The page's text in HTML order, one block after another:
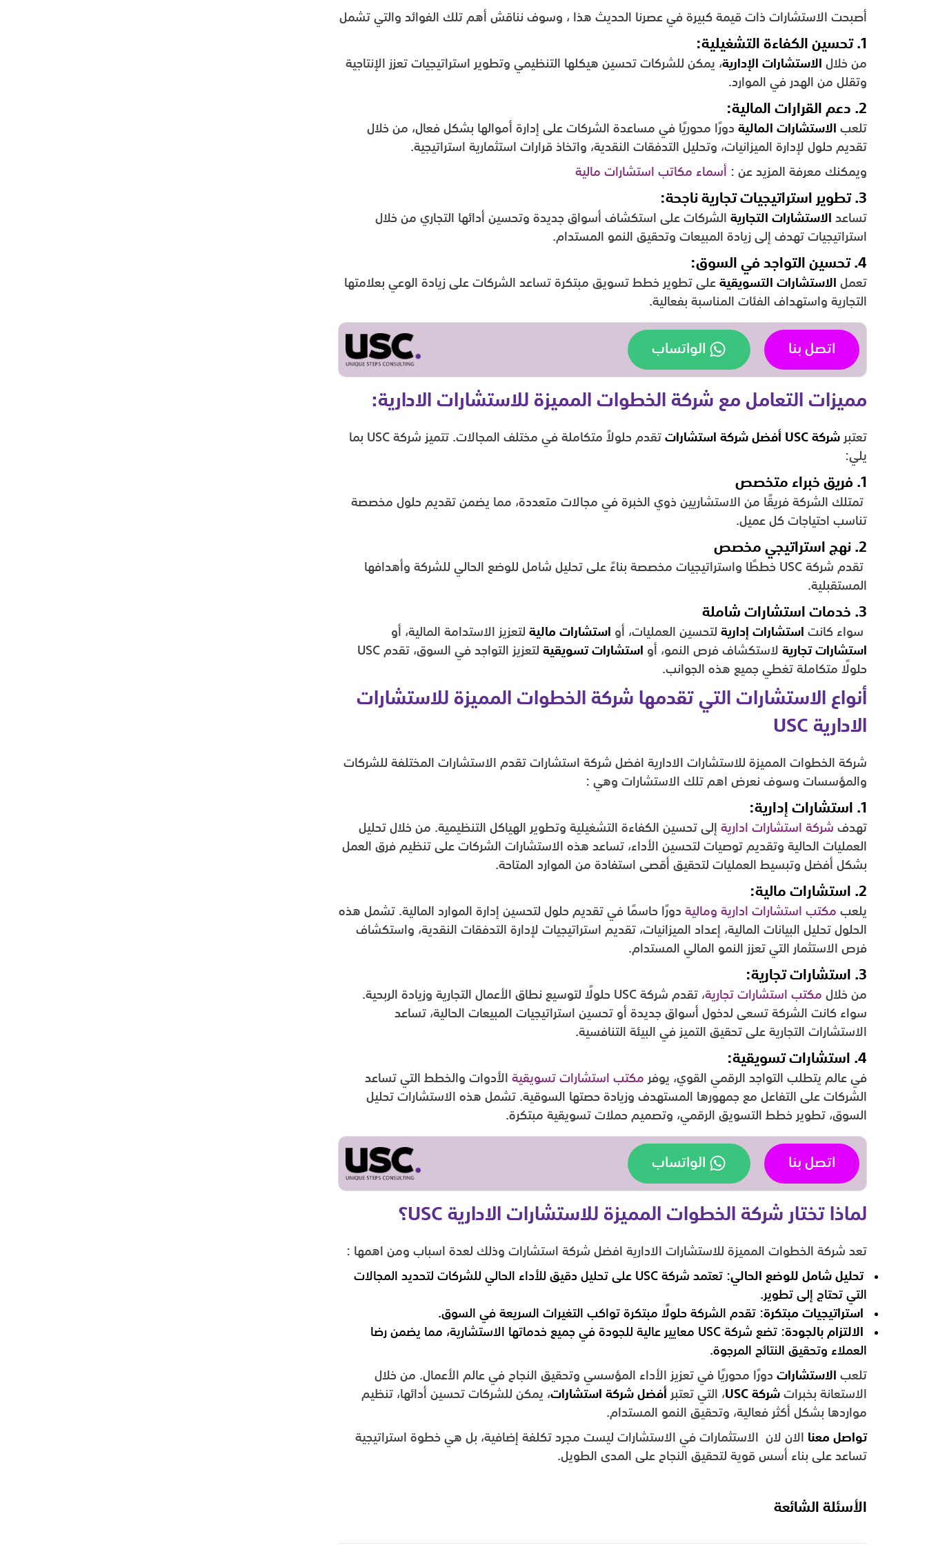
أصبحت الاستشارات ذات قيمة كبيرة في عصرنا الحديث هذا ، وسوف نناقش أهم تلك الفوائد والتي تشمل
1. تحسين الكفاءة التشغيلية:
من خلال الاستشارات الإدارية، يمكن للشركات تحسين هيكلها التنظيمي وتطوير استراتيجيات تعزز الإنتاجية
وتقلل من الهدر في الموارد.
2. دعم القرارات المالية:
تلعب الاستشارات المالية دورًا محوريًا في مساعدة الشركات على إدارة أموالها بشكل فعال، من خلال
تقديم حلول لإدارة الميزانيات، وتحليل التدفقات النقدية، واتخاذ قرارات استثمارية استراتيجية.
ويمكنك معرفة المزيد عن :
أسماء مكاتب استشارات مالية
3. تطوير استراتيجيات تجارية ناجحة:
تساعد الاستشارات التجارية الشركات على استكشاف أسواق جديدة وتحسين أدائها التجاري من خلال
استراتيجيات تهدف إلى زيادة المبيعات وتحقيق النمو المستدام.
4. تحسين التواجد في السوق:
تعمل الاستشارات التسويقية على تطوير خطط تسويق مبتكرة تساعد الشركات على زيادة الوعي بعلامتها
التجارية واستهداف الفئات المناسبة بفعالية.
اتصل بنا الواتساب
مميزات التعامل مع شركة الخطوات المميزة للاستشارات الادارية:
تعتبر شركة USC أفضل شركة استشارات
تقدم حلولاً متكاملة في مختلف المجالات. تتميز شركة USC بما
يلي:
1. فريق خبراء متخصص
تمتلك الشركة فريقًا من الاستشاريين ذوي الخبرة في مجالات متعددة، مما يضمن تقديم حلول مخصصة
تناسب احتياجات كل عميل.
2. نهج استراتيجي مخصص
تقدم شركة USC خططًا واستراتيجيات مخصصة بناءً على تحليل شامل للوضع الحالي للشركة وأهدافها
المستقبلية.
3. خدمات استشارات شاملة
سواء كانت استشارات إدارية لتحسين العمليات، أو استشارات مالية لتعزيز الاستدامة المالية، أو
استشارات تجارية لاستكشاف فرص النمو، أو استشارات تسويقية
لتعزيز التواجد في السوق، تقدم USC
حلولًا متكاملة تغطي جميع هذه الجوانب.
أنواع الاستشارات التي تقدمها شركة الخطوات المميزة للاستشارات
الادارية USC
شركة الخطوات المميزة للاستشارات الادارية افضل شركة استشارات تقدم الاستشارات المختلفة للشركات
والمؤسسات وسوف نعرض اهم تلك الاستشارات وهي :
1. استشارات إدارية:
تهدف شركة استشارات ادارية
إلى تحسين الكفاءة التشغيلية وتطوير الهياكل التنظيمية. من خلال تحليل
العمليات الحالية وتقديم توصيات لتحسين الأداء، تساعد هذه الاستشارات الشركات على تنظيم فرق العمل
بشكل أفضل وتبسيط العمليات لتحقيق أقصى استفادة من الموارد المتاحة.
2. استشارات مالية:
يلعب مكتب استشارات ادارية ومالية دورًا حاسمًا في تقديم حلول لتحسين إدارة الموارد المالية. تشمل هذه
الحلول تحليل البيانات المالية، إعداد الميزانيات، تقديم استراتيجيات لإدارة التدفقات النقدية، واستكشاف
فرص الاستثمار التي تعزز النمو المالي المستدام.
3. استشارات تجارية:
من خلال مكتب استشارات تجارية
، تقدم شركة USC حلولًا لتوسيع نطاق الأعمال التجارية وزيادة الربحية.
سواء كانت الشركة تسعى لدخول أسواق جديدة أو تحسين استراتيجيات المبيعات الحالية، تساعد
الاستشارات التجارية على تحقيق التميز في البيئة التنافسية.
4. استشارات تسويقية:
في عالم يتطلب التواجد الرقمي القوي، يوفر مكتب استشارات تسويقية الأدوات والخطط التي تساعد
الشركات على التفاعل مع جمهورها المستهدف وزيادة حصتها السوقية. تشمل هذه الاستشارات تحليل
السوق، تطوير خطط التسويق الرقمي، وتصميم حملات تسويقية مبتكرة.
اتصل بنا الواتساب
لماذا تختار شركة الخطوات المميزة للاستشارات الادارية USC؟
تعد شركة الخطوات المميزة للاستشارات الادارية افضل شركة استشارات وذلك لعدة اسباب ومن اهمها :
تحليل شامل للوضع الحالي
: تعتمد شركة USC على تحليل دقيق للأداء الحالي للشركات لتحديد المجالات
التي تحتاج إلى تطوير.
استراتيجيات مبتكرة: تقدم الشركة حلولًا مبتكرة تواكب التغيرات السريعة في السوق.
الالتزام بالجودة
: تضع شركة USC معايير عالية للجودة في جميع خدماتها الاستشارية، مما يضمن رضا
العملاء وتحقيق النتائج المرجوة.
تلعب
الاستشارات دورًا محوريًا في تعزيز الأداء المؤسسي وتحقيق النجاح في عالم الأعمال. من خلال
الاستعانة بخبرات شركة USC ، التي تعتبر أفضل شركة استشارات، يمكن للشركات تحسين أدائها، تنظيم
مواردها بشكل أكثر فعالية، وتحقيق النمو المستدام.
تواصل معنا الان لان الاستثمارات في الاستشارات ليست مجرد تكلفة إضافية، بل هي خطوة استراتيجية
تساعد على بناء أسس قوية لتحقيق النجاح على المدى الطويل.
الأسئلة الشائعة